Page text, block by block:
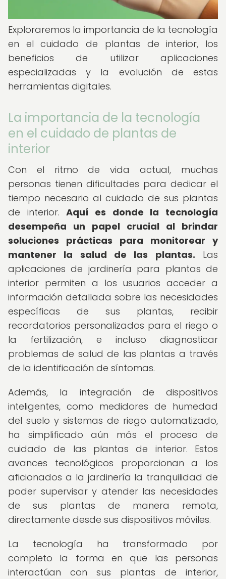
Exploraremos la importancia de la tecnología
en el cuidado de plantas de interior, los
beneficios de utilizar aplicaciones
especializadas y la evolución de estas
herramientas digitales.
La importancia de la tecnología
en el cuidado de plantas de
interior
Con el ritmo de vida actual, muchas
personas tienen dificultades para dedicar el
tiempo necesario al cuidado de sus plantas
de interior.Aquí es donde la tecnología
desempeña un papel crucial al brindar
soluciones prácticas para monitorear y
mantener la salud de las plantas. Las
aplicaciones de jardinería para plantas de
interior permiten a los usuarios acceder a
información detallada sobre las necesidades
específicas de sus plantas, recibir
recordatorios personalizados para el riego o
la fertilización, e incluso diagnosticar
problemas de salud de las plantas a través
de la identificación de síntomas.
Además, la integración de dispositivos
inteligentes, como medidores de humedad
del suelo y sistemas de riego automatizado,
ha simplificado aún más el proceso de
cuidado de las plantas de interior. Estos
avances tecnológicos proporcionan a los
aficionados a la jardinería la tranquilidad de
poder supervisar y atender las necesidades
de sus plantas de manera remota,
directamente desde sus dispositivos móviles.
La tecnología ha transformado por
completo la forma en que las personas
interactúan con sus plantas de interior,